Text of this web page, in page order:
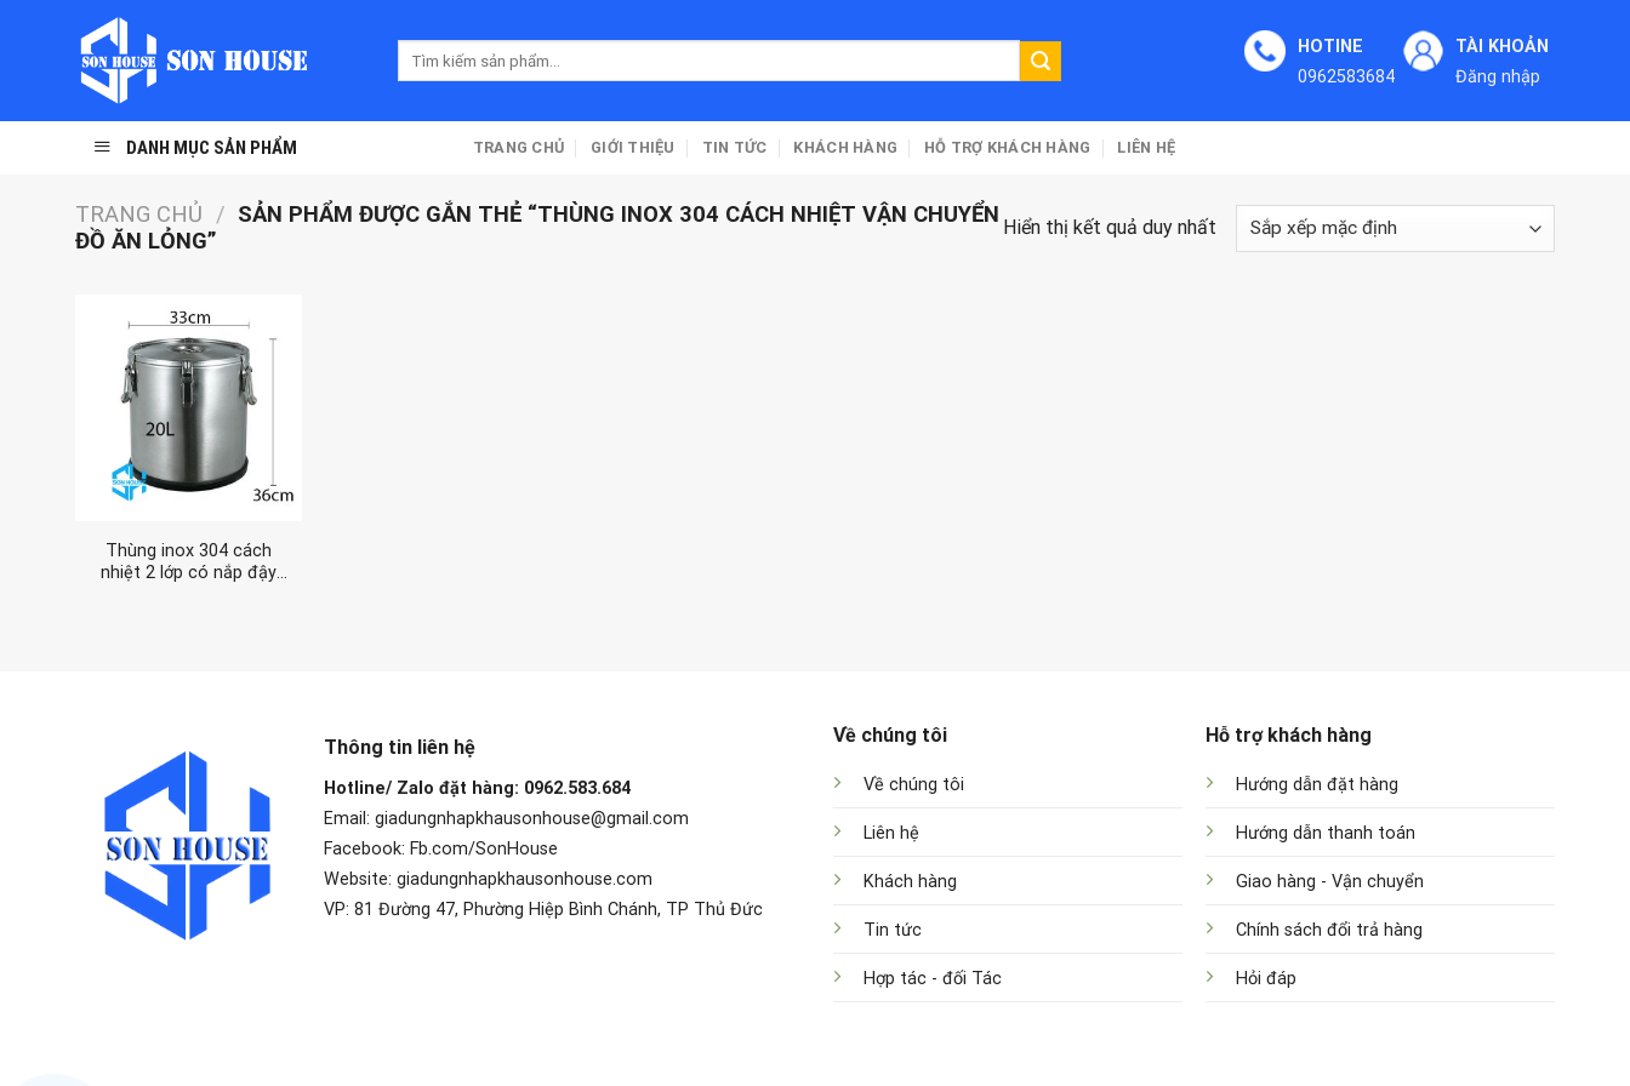
HOTINE
0962583684
TÀI KHOẢN
Đăng nhập
DANH MỤC SẢN PHẨM TRANG CHỦ GIỚI THIỆU TIN TỨC KHÁCH HÀNG HỖ TRỢ KHÁCH HÀNG LIÊN HỆ
TRANG CHỦ / SẢN PHẨM ĐƯỢC GẮN THẺ “THÙNG INOX 304 CÁCH NHIỆT VẬN CHUYỂN
ĐỒ ĂN LỎNG”
Hiển thị kết quả duy nhất
Thùng inox 304 cách
nhiệt 2 lớp có nắp đậy
Thông tin liên hệ
Hotline/ Zalo đặt hàng: 0962.583.684
Email: giadungnhapkhausonhouse@gmail.com
Facebook: Fb.com/SonHouse
Website: giadungnhapkhausonhouse.com
VP: 81 Đường 47, Phường Hiệp Bình Chánh, TP Thủ Đức
Về chúng tôi
Về chúng tôi
Liên hệ
Khách hàng
Tin tức
Hợp tác - đối Tác
Hỗ trợ khách hàng
Hướng dẫn đặt hàng
Hướng dẫn thanh toán
Giao hàng - Vận chuyển
Chính sách đổi trả hàng
Hỏi đáp